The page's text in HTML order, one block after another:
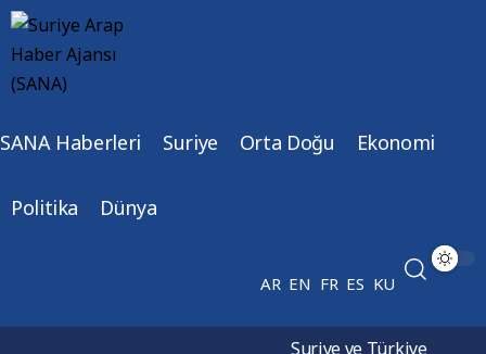
SANA Haberleri Suriye Orta Doğu Ekonomi
Politika Dünya
AR EN FR ES KU
Suriye ve Türkiye